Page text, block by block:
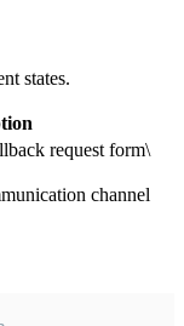
states.
request form\
channel